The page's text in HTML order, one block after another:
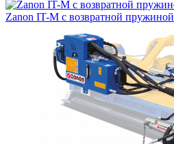
Zanon IT-M с возвратной пружиной